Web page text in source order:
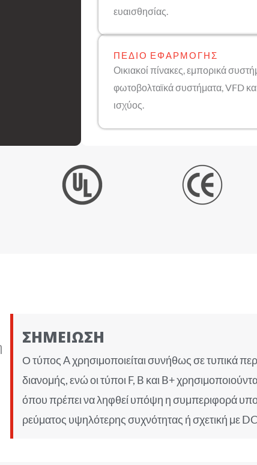
ευαισθησίας.
ΠΕΔΊΟ ΕΦΑΡΜΟΓΉΣ
Οικιακοί πίνακες, εμπορικά
φωτοβολταϊκά συστήματα, VFD
ισχύος.
ΣΗΜΕΙΩΣΗ
Ο τύπος A χρησιμοποιείται συνήθως σε τυπικά
διανομής, ενώ οι τύποι F, B και B+
όπου πρέπει να ληφθεί υπόψη η συμπεριφορά
ρεύματος υψηλότερης συχνότητας ή σχετική με